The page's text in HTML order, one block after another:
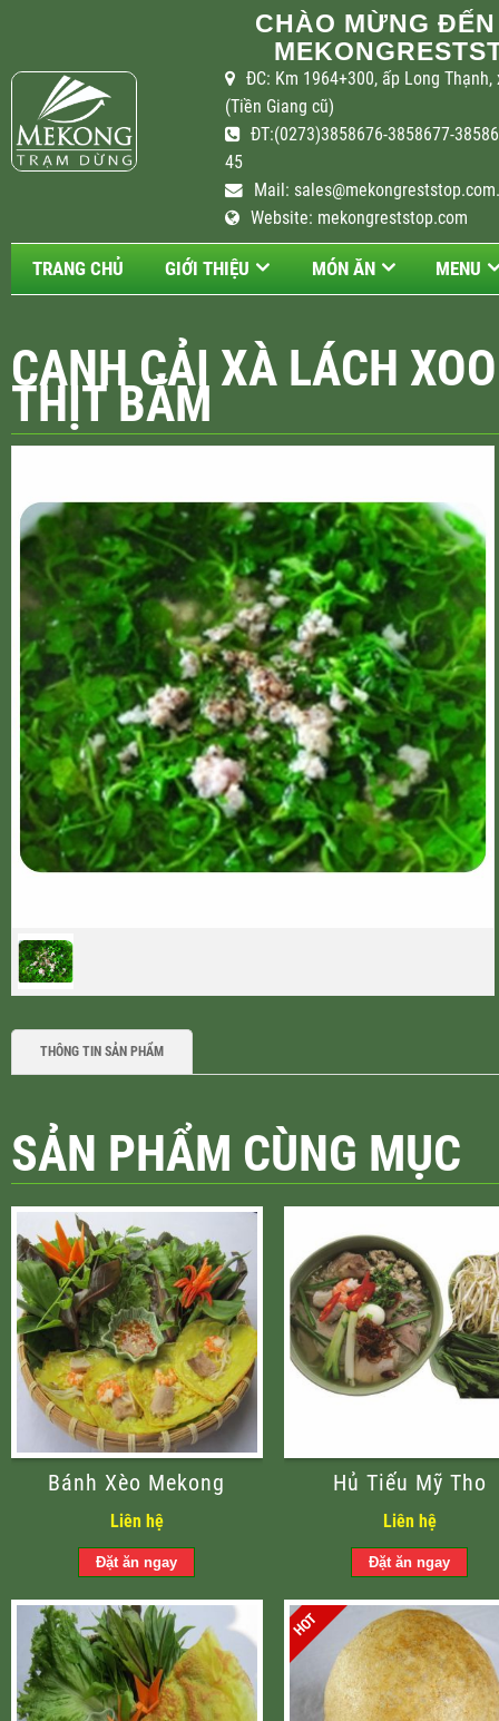
CHÀO MỪNG
ĐC: Km 1964+300, ấp Long
(Tiền Giang cũ)
ĐT:(0273)3858676-3858677-
45
Mail:
Website: mekongreststop.com
TRANG CHỦ GIỚI THIỆU MÓN ĂN MENU
CANH CẢI XÀ LÁCH
THỊT BẰM
THÔNG TIN SẢN PHẨM
SẢN PHẨM CÙNG MỤC
Bánh Xèo Mekong
Liên hệ
Hủ Tiếu Mỹ Tho
Liên hệ